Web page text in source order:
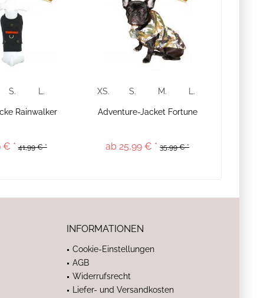
S. L.
Rainwalker
€ * 41,99 € *
XS. S. M. L.
Adventure-Jacket Fortune
ab 25,99 € * 35,99 € *
INFORMATIONEN
Cookie-Einstellungen
AGB
Widerrufsrecht
Liefer- und Versandkosten